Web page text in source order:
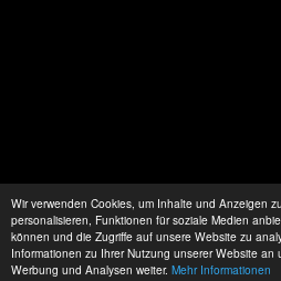
Wir verwenden Cookies, um Inhalte und Anzeigen zu
personalisieren, Funktionen für soziale Medien
können und die Zugriffe auf unsere Website zu
Informationen zu Ihrer Nutzung unserer Website an
Werbung und Analysen weiter. Mehr Informationen